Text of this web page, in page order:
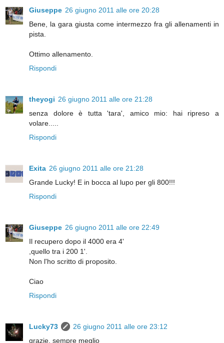
Giuseppe 26 giugno 2011 alle ore 20:28
Bene, la gara giusta come intermezzo fra gli allenamenti in
pista.
Ottimo allenamento.
Rispondi
theyogi 26 giugno 2011 alle ore 21:28
senza dolore è tutta 'tara', amico mio: hai ripreso a
volare.....
Rispondi
Exita 26 giugno 2011 alle ore 21:28
Grande Lucky! E in bocca al lupo per gli 800!!!
Rispondi
Giuseppe 26 giugno 2011 alle ore 22:49
Il recupero dopo il 4000 era 4'
,quello tra i 200 1'.
Non l'ho scritto di proposito.
Ciao
Rispondi
Lucky73
26 giugno 2011 alle ore 23:12
grazie, sempre meglio